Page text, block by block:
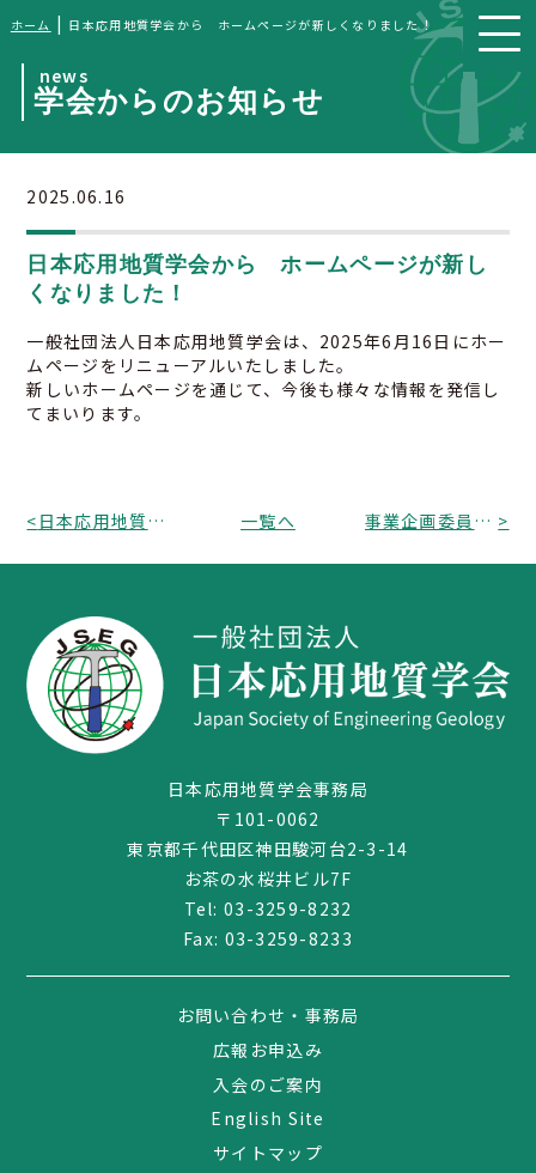
03-3259-8232
ホーム | 日本応用地質学会から ホームページが新しくなりました！
news
学会からのお知らせ
2025.06.16
日本応用地質学会から ホームページが新し
くなりました！
一般社団法人日本応用地質学会は、2025年6月16日にホー
ムページをリニューアルいたしました。
新しいホームページを通じて、今後も様々な情報を発信し
てまいります。
< 日本応用地質学会から「令和7年度応用地質技術実践講座」申込期限延長！ 一覧へ 事業企画委員会から令和7年度日本応用地質学会シンポジウム申込み〆切延長！ >
日本応用地質学会事務局
〒101-0062
東京都千代田区神田駿河台2-3-14
お茶の水桜井ビル7F
Tel:03-3259-8232
Fax: 03-3259-8233
お問い合わせ・事務局
広報お申込み
入会のご案内
English Site
サイトマップ